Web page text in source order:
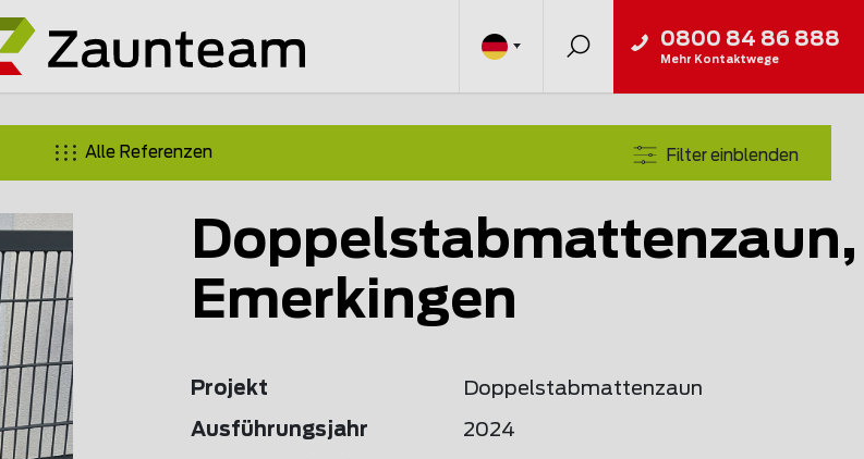
0800 84 86 888
Mehr Kontaktwege
Alle Referenzen Filter einblenden
Doppelstabmattenzaun,
Emerkingen
Projekt Doppelstabmattenzaun
Ausführungsjahr 2024